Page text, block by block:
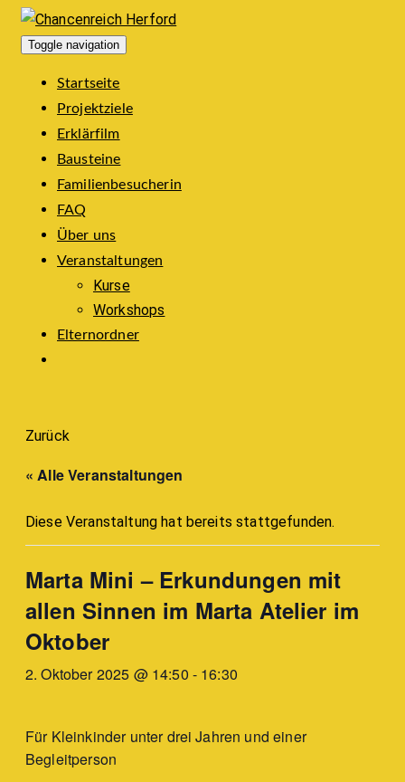
Toggle navigation
Startseite
Projektziele
Erklärfilm
Bausteine
Familienbesucherin
FAQ
Über uns
Veranstaltungen
Kurse
Workshops
Elternordner
Zurück
« Alle Veranstaltungen
Diese Veranstaltung hat bereits stattgefunden.
Marta Mini – Erkundungen mit
allen Sinnen im Marta Atelier im
Oktober
2. Oktober 2025 @ 14:50 - 16:30
Für Kleinkinder unter drei Jahren und einer
Begleitperson